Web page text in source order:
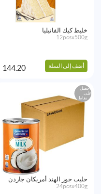
خليط كيك الفانيليا
12pcsx500g
أضف إلى السلة 144.20
احصل
على
نقاط
حليب جوز الهند أمريكان جاردن
24pcsx400g